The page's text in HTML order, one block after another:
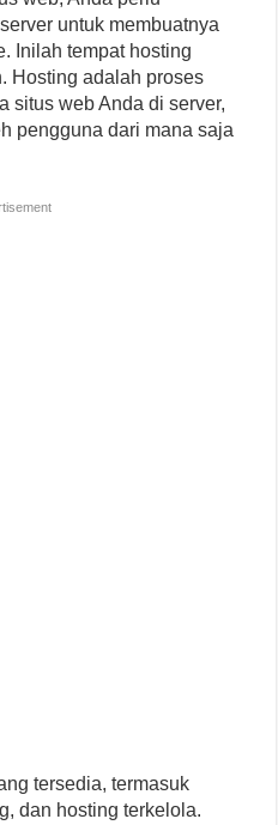
untuk membuatnya
Inilah tempat hosting
Hosting adalah proses
situs web Anda di server,
pengguna dari mana saja
tersedia, termasuk
dan hosting terkelola.